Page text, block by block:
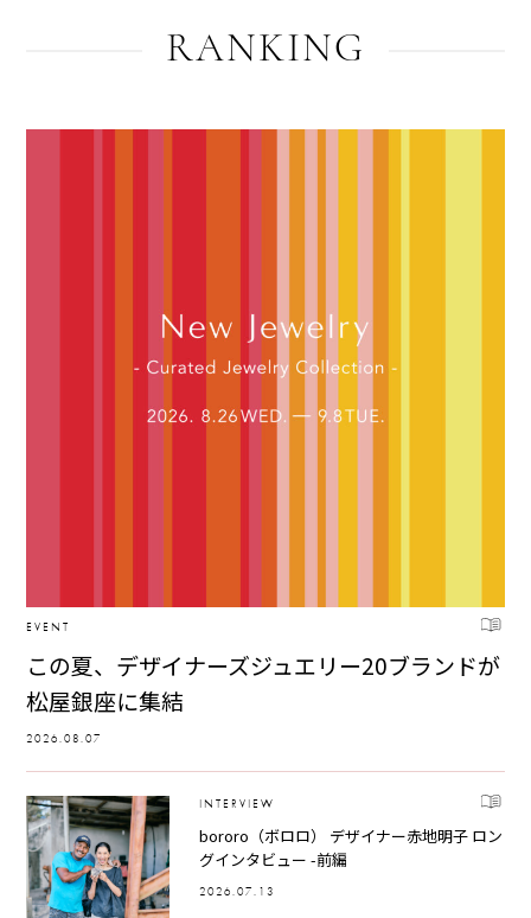
RANKING
EVENT
この夏、デザイナーズジュエリー20ブランドが
松屋銀座に集結
2026.08.07
INTERVIEW
bororo（ボロロ） デザイナー赤地明子 ロン
グインタビュー -前編
2026.07.13